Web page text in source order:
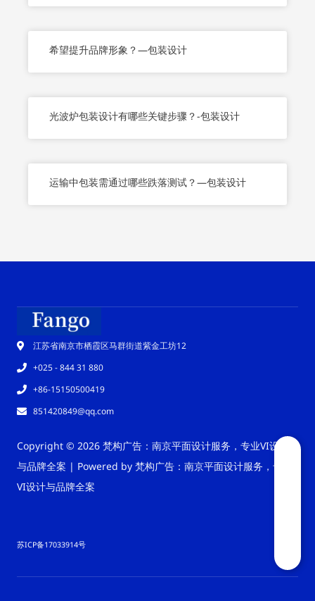
希望提升品牌形象？—包装设计
光波炉包装设计有哪些关键步骤？-包装设计
运输中包装需通过哪些跌落测试？—包装设计
江苏省南京市栖霞区马群街道紫金工坊12
+025 - 844 31 880
+86-15150500419
851420849@qq.com
Copyright © 2026 梵构广告：南京平面设计服务，专业VI设计
与品牌全案 | Powered by 梵构广告：南京平面设计服务，专业
VI设计与品牌全案
苏ICP备17033914号